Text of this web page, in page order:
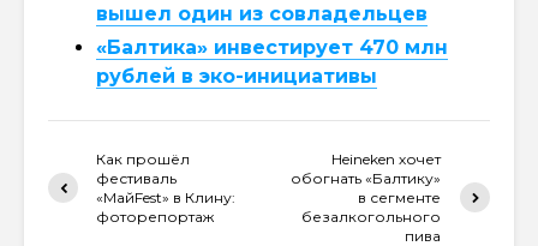
вышел один из совладельцев
«Балтика» инвестирует 470 млн
рублей в эко-инициативы
Как прошёл
фестиваль
«МайFest» в Клину:
фоторепортаж
Heineken хочет
обогнать «Балтику»
в сегменте
безалкогольного
пива